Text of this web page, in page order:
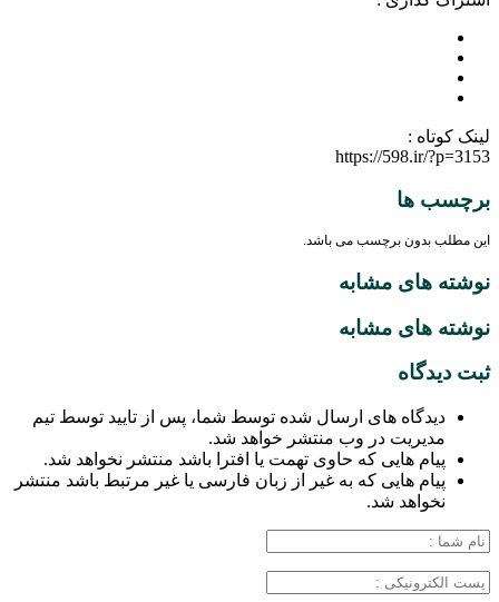
لینک کوتاه :
https://598.ir/?p=3153
برچسب ها
این مطلب بدون برچسب می باشد.
نوشته های مشابه
نوشته های مشابه
ثبت دیدگاه
دیدگاه های ارسال شده توسط شما، پس از تایید توسط تیم
مدیریت در وب منتشر خواهد شد.
پیام هایی که حاوی تهمت یا افترا باشد منتشر نخواهد شد.
پیام هایی که به غیر از زبان فارسی یا غیر مرتبط باشد منتشر
نخواهد شد.